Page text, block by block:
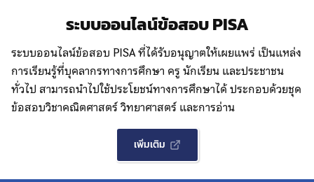
ระบบออนไลน์ข้อสอบ PISA
ระบบออนไลน์ข้อสอบ PISA ที่ได้รับอนุญาตให้เผยแพร่ เป็นแหล่ง
การเรียนรู้ที่บุคลากรทางการศึกษา ครู นักเรียน และประชาชน
ทั่วไป สามารถนำไปใช้ประโยชน์ทางการศึกษาได้ ประกอบด้วยชุด
ข้อสอบวิชาคณิตศาสตร์ วิทยาศาสตร์ และการอ่าน
เพิ่มเติม